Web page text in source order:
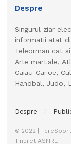
Despre
Singurul ziar
informatii atat
Teleorman cat
Arte martiale,
Caiac-Canoe,
Handbal, Judo,
Despre
© 2022 |
Tineret ASPIRE